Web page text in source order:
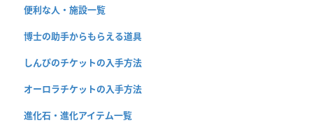
便利な人・施設一覧
博士の助手からもらえる道具
しんぴのチケットの入手方法
オーロラチケットの入手方法
進化石・進化アイテム一覧